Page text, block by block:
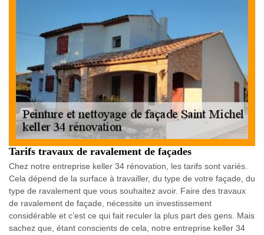
Tarifs travaux de ravalement de façades
Chez notre entreprise keller 34 rénovation, les tarifs sont variés.
Cela dépend de la surface à travailler, du type de votre façade, du
type de ravalement que vous souhaitez avoir. Faire des travaux
de ravalement de façade, nécessite un investissement
considérable et c’est ce qui fait reculer la plus part des gens. Mais
sachez que, étant conscients de cela, notre entreprise keller 34